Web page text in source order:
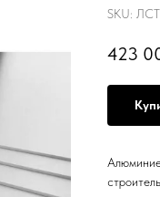
SKU:
423